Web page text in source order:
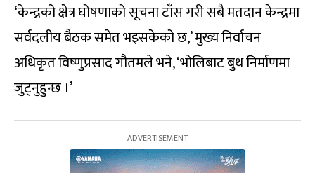
‘केन्द्रको क्षेत्र घोषणाको सूचना टाँस गरी सबै मतदान केन्द्रमा
सर्वदलीय बैठक समेत भइसकेको छ,’ मुख्य निर्वाचन
अधिकृत विष्णुप्रसाद गौतमले भने, ‘भोलिबाट बुथ निर्माणमा
जुट्नुहुन्छ ।’